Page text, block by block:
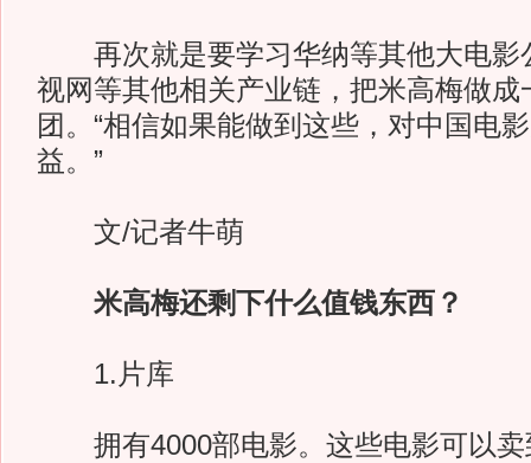
再次就是要学习华纳等其他大电影
视网等其他相关产业链，把米高梅做成
团。“相信如果能做到这些，对中国电
益。”
文/记者牛萌
米高梅还剩下什么值钱东西？
1.片库
拥有4000部电影。这些电影可以卖